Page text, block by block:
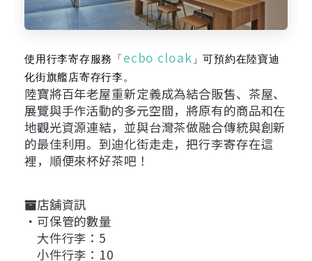
使用行李寄存服務「ecbo cloak 」可預約在陸寶迪
化街旗艦店寄存行李。
陸寶將百年老屋重新定義成為結合販售、茶屋、
展覽與手作活動的多元空間，將原有的商品和在
地觀光資源連結，並與台灣茶做融合傳統與創新
的最佳利用。到迪化街走走，把行李寄存在這
裡，順便來杯好茶吧！
店舖資訊
・可保管的數量
大件行李：5
小件行李：10